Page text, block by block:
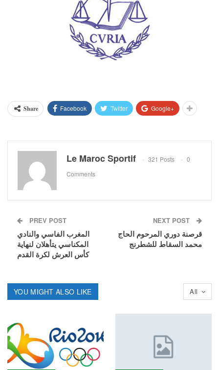
Share Facebook Twitter Google+
Le Maroc Sportif 321 Posts
0
Comments
PREV POST
المغرب الفاسي والنادي
المكناسي يتأهلان لنهاية
كأس العرش لكرة القدم
NEXT POST
قرصنة دوري المرحوم الحاج
محمد السقاط للشطرنج
All
YOU MIGHT ALSO LIKE